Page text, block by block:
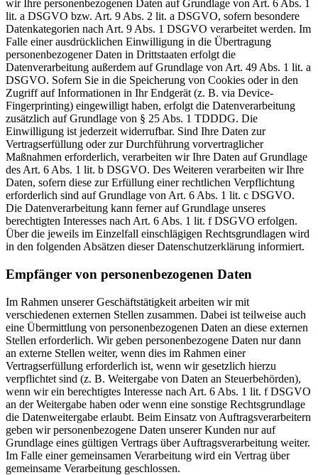
wir Ihre personenbezogenen Daten auf Grundlage von Art. 6 Abs. 1
lit. a DSGVO bzw. Art. 9 Abs. 2 lit. a DSGVO, sofern besondere
Datenkategorien nach Art. 9 Abs. 1 DSGVO verarbeitet werden. Im
Falle einer ausdrücklichen Einwilligung in die Übertragung
personenbezogener Daten in Drittstaaten erfolgt die
Datenverarbeitung außerdem auf Grundlage von Art. 49 Abs. 1 lit. a
DSGVO. Sofern Sie in die Speicherung von Cookies oder in den
Zugriff auf Informationen in Ihr Endgerät (z. B. via Device-
Fingerprinting) eingewilligt haben, erfolgt die Datenverarbeitung
zusätzlich auf Grundlage von § 25 Abs. 1 TDDDG. Die
Einwilligung ist jederzeit widerrufbar. Sind Ihre Daten zur
Vertragserfüllung oder zur Durchführung vorvertraglicher
Maßnahmen erforderlich, verarbeiten wir Ihre Daten auf Grundlage
des Art. 6 Abs. 1 lit. b DSGVO. Des Weiteren verarbeiten wir Ihre
Daten, sofern diese zur Erfüllung einer rechtlichen Verpflichtung
erforderlich sind auf Grundlage von Art. 6 Abs. 1 lit. c DSGVO.
Die Datenverarbeitung kann ferner auf Grundlage unseres
berechtigten Interesses nach Art. 6 Abs. 1 lit. f DSGVO erfolgen.
Über die jeweils im Einzelfall einschlägigen Rechtsgrundlagen wird
in den folgenden Absätzen dieser Datenschutzerklärung informiert.
Empfänger von personenbezogenen Daten
Im Rahmen unserer Geschäftstätigkeit arbeiten wir mit
verschiedenen externen Stellen zusammen. Dabei ist teilweise auch
eine Übermittlung von personenbezogenen Daten an diese externen
Stellen erforderlich. Wir geben personenbezogene Daten nur dann
an externe Stellen weiter, wenn dies im Rahmen einer
Vertragserfüllung erforderlich ist, wenn wir gesetzlich hierzu
verpflichtet sind (z. B. Weitergabe von Daten an Steuerbehörden),
wenn wir ein berechtigtes Interesse nach Art. 6 Abs. 1 lit. f DSGVO
an der Weitergabe haben oder wenn eine sonstige Rechtsgrundlage
die Datenweitergabe erlaubt. Beim Einsatz von Auftragsverarbeitern
geben wir personenbezogene Daten unserer Kunden nur auf
Grundlage eines gültigen Vertrags über Auftragsverarbeitung weiter.
Im Falle einer gemeinsamen Verarbeitung wird ein Vertrag über
gemeinsame Verarbeitung geschlossen.